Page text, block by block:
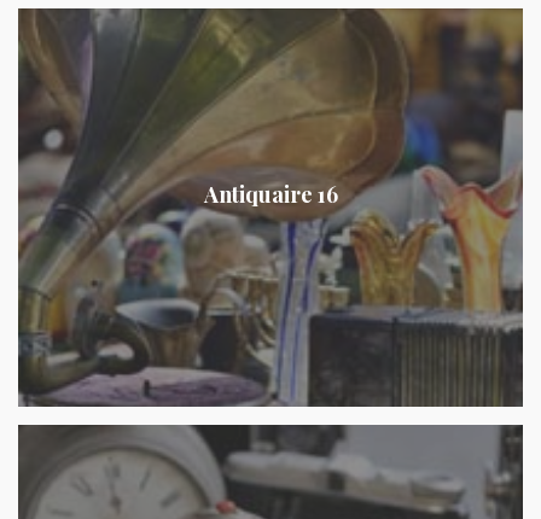
Antiquaire 16